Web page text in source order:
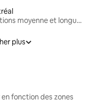
Locations moyenne et longue durée
plus
fonction des zones